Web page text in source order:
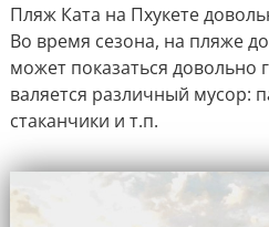
Пляж Ката на Пхукете
Во время сезона, на пляже
может показаться довольно
валяется различный мусор:
стаканчики и т.п.